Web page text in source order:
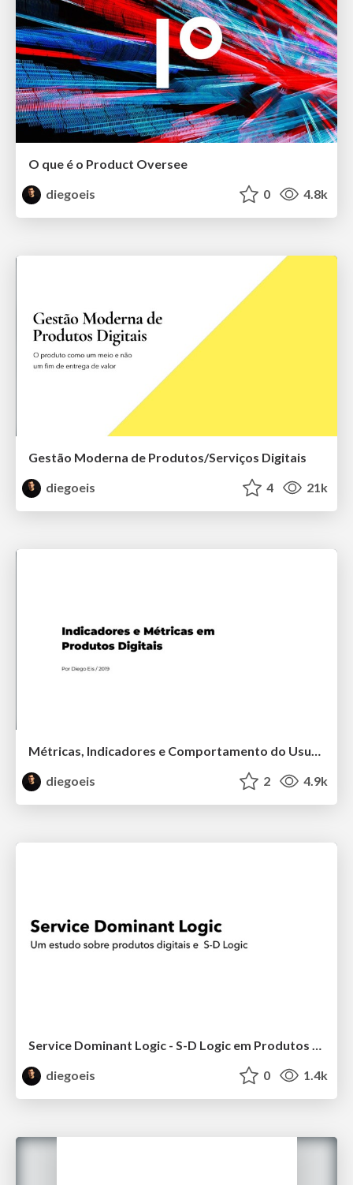
O que é o Product Oversee
diegoeis
0 4.8k
Gestão Moderna de Produtos/Serviços Digitais
diegoeis
4 21k
Métricas, Indicadores e Comportamento do Usuário
diegoeis
2 4.9k
Service Dominant Logic - S-D Logic em Produtos Digitais
diegoeis
0 1.4k